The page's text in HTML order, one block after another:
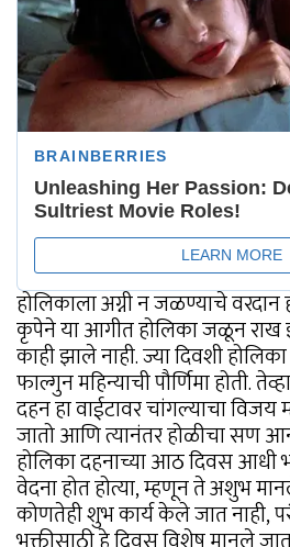
होलिकाला अग्नी न जळण्याचे वरदान
कृपेने या आगीत होलिका जळून राख
काही झाले नाही. ज्या दिवशी
फाल्गुन महिन्याची पौर्णिमा होती.
दहन हा वाईटावर चांगल्याचा
जातो आणि त्यानंतर होळीचा सण
होलिका दहनाच्या आठ दिवस आधी
वेदना होत होत्या, म्हणून ते अशुभ
कोणतेही शुभ कार्य केले जात नाही,